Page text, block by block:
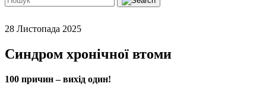
28 Листопада 2025
Синдром хронічної втоми
100 причин – вихід один!